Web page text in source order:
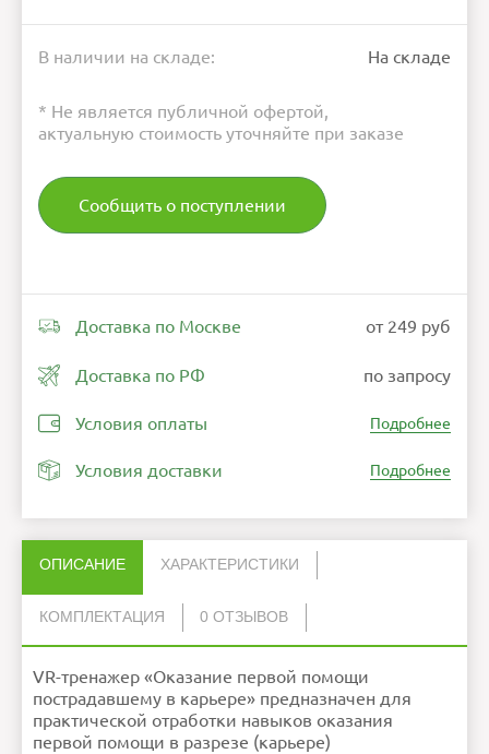
В наличии на складе: На складе
* Не является публичной офертой,
актуальную стоимость уточняйте при заказе
Сообщить о поступлении
Доставка по Москве от 249 руб
Доставка по РФ по запросу
Условия оплаты Подробнее
Условия доставки Подробнее
ОПИСАНИЕ ХАРАКТЕРИСТИКИ
КОМПЛЕКТАЦИЯ 0 ОТЗЫВОВ
VR-тренажер «Оказание первой помощи
пострадавшему в карьере» предназначен для
практической отработки навыков оказания
первой помощи в разрезе (карьере)
НАПИСАТЬ ОТЗЫВ